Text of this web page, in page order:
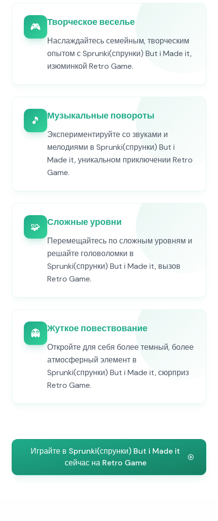
🎮 Творческое веселье
Наслаждайтесь семейным, творческим
опытом с Sprunki(спрунки) But i Made it,
изюминкой Retro Game.
🎵 Музыкальные повороты
Экспериментируйте со звуками и
мелодиями в Sprunki(спрунки) But i
Made it, уникальном приключении Retro
Game.
🧩 Сложные уровни
Перемещайтесь по сложным уровням и
решайте головоломки в
Sprunki(спрунки) But i Made it, вызов
Retro Game.
👻 Жуткое повествование
Откройте для себя более темный, более
атмосферный элемент в
Sprunki(спрунки) But i Made it, сюрприз
Retro Game.
Играйте в Sprunki(спрунки) But i Made it
сейчас на Retro Game